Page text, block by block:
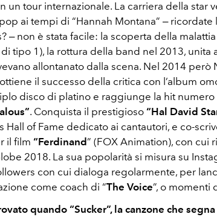
un tour internazionale. La carriera della star
ai tempi di “Hannah Montana” ‒ ricordate
‒ non è stata facile: la scoperta della
tipo 1), la rottura della band nel 2013, unita
allontanato dalla scena. Nel 2014 però
il successo della critica con l’album
disco di platino e raggiunge la hit numero
. Conquista il prestigioso “Hal David
Hall of Fame dedicato ai cantautori, e co-
il film “Ferdinand” (FOX Animation), con cui
2018. La sua popolarità si misura su
con cui dialoga regolarmente, per
come coach di “The Voice”, o momenti
quando “Sucker”, la canzone che